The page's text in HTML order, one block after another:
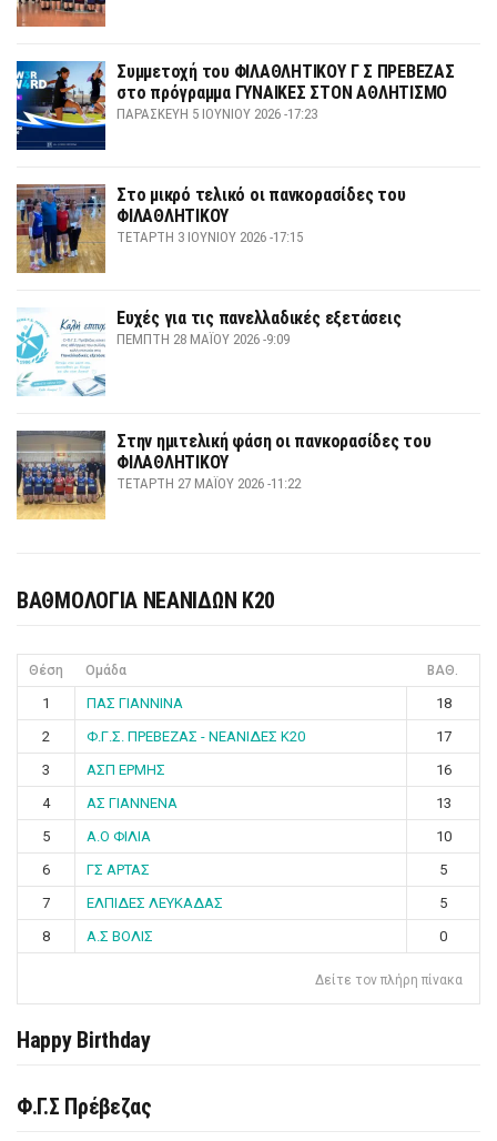
Συμμετοχή του ΦΙΛΑΘΛΗΤΙΚΟΥ Γ Σ ΠΡΕΒΕΖΑΣ
στο πρόγραμμα ΓΥΝΑΙΚΕΣ ΣΤΟΝ ΑΘΛΗΤΙΣΜΟ
ΠΑΡΑΣΚΕΥΉ 5 ΙΟΥΝΊΟΥ 2026 -17:23
Στο μικρό τελικό οι πανκορασίδες του
ΦΙΛΑΘΛΗΤΙΚΟΥ
ΤΕΤΆΡΤΗ 3 ΙΟΥΝΊΟΥ 2026 -17:15
Ευχές για τις πανελλαδικές εξετάσεις
ΠΈΜΠΤΗ 28 ΜΑΪ́ΟΥ 2026 -9:09
Στην ημιτελική φάση οι πανκορασίδες του
ΦΙΛΑΘΛΗΤΙΚΟΥ
ΤΕΤΆΡΤΗ 27 ΜΑΪ́ΟΥ 2026 -11:22
ΒΑΘΜΟΛΟΓΙΑ ΝΕΑΝΙΔΩΝ Κ20
Θέση Ομάδα ΒΑΘ.
1 ΠΑΣ ΓΙΑΝΝΙΝΑ
18
2
Φ.Γ.Σ. ΠΡΕΒΕΖΑΣ - ΝΕΑΝΙΔΕΣ Κ20
17
3
ΑΣΠ ΕΡΜΗΣ
16
4
ΑΣ ΓΙΑΝΝΕΝΑ
13
5
Α.Ο ΦΙΛΙΑ
10
6
ΓΣ ΑΡΤΑΣ
5
7
ΕΛΠΙΔΕΣ ΛΕΥΚΑΔΑΣ
5
8
Α.Σ ΒΟΛΙΣ 0
Δείτε τον πλήρη πίνακα
Happy Birthday
Φ.Γ.Σ Πρέβεζας